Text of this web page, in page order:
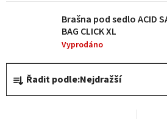
Brašna pod sedlo ACID
BAG CLICK XL
Vyprodáno
Ř
a
Řadit podle:Nejdražší
ů